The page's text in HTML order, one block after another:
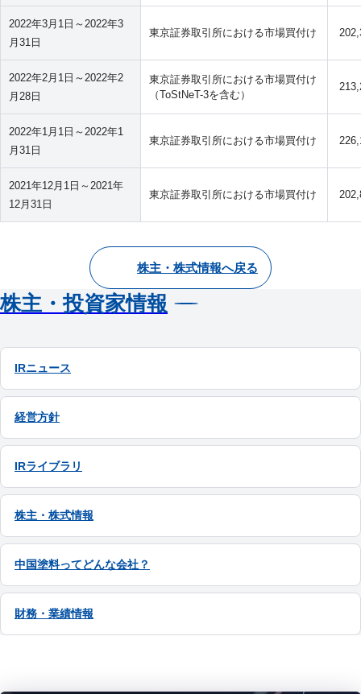
2022年3月1日～2022年3
月31日
東京証券取引所における市場買付け
2022年2月1日～2022年2
月28日
東京証券取引所における市場買付け
（ToStNeT-3を含む）
2022年1月1日～2022年1
月31日
東京証券取引所における市場買付け
2021年12月1日～2021年
12月31日
東京証券取引所における市場買付け
株主・株式情報へ戻る
株主・投資家情報
IRニュース
経営方針
IRライブラリ
株主・株式情報
中国塗料ってどんな会社？
財務・業績情報